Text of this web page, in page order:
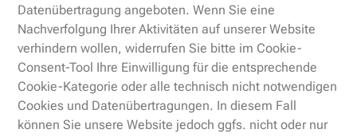
Datenübertragung angeboten. Wenn Sie eine
Nachverfolgung Ihrer Aktivitäten auf unserer Website
verhindern wollen, widerrufen Sie bitte im Cookie-
Consent-Tool Ihre Einwilligung für die entsprechende
Cookie-Kategorie oder alle technisch nicht notwendigen
Cookies und Datenübertragungen. In diesem Fall
können Sie unsere Website jedoch ggfs. nicht oder nur